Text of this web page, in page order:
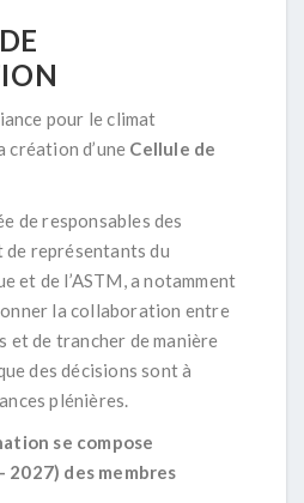
pour le climat
création d’une Cellule de
de responsables des
de représentants du
et de l’ASTM, a notamment
la collaboration entre
et de trancher de manière
des décisions sont à
plénières.
se compose
des membres